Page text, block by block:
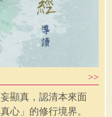
顯真，認清本來面
心」的修行境界。